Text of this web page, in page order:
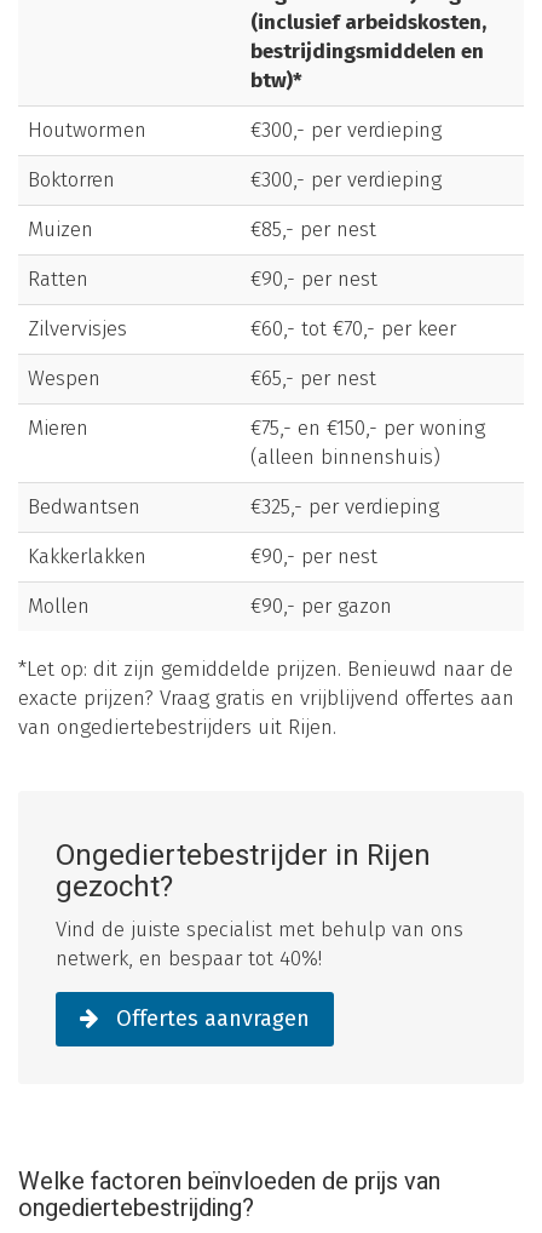
(inclusief arbeidskosten,
bestrijdingsmiddelen en
btw)*
Houtwormen
€300,- per verdieping
Boktorren
€300,- per verdieping
Muizen
€85,- per nest
Ratten
€90,- per nest
Zilvervisjes
€60,- tot €70,- per keer
Wespen
€65,- per nest
Mieren
€75,- en €150,- per woning
(alleen binnenshuis)
Bedwantsen
€325,- per verdieping
Kakkerlakken
€90,- per nest
Mollen
€90,- per gazon
*Let op: dit zijn gemiddelde prijzen. Benieuwd naar de
exacte prijzen? Vraag gratis en vrijblijvend offertes aan
van ongediertebestrijders uit Rijen.
Ongediertebestrijder in Rijen
gezocht?
Vind de juiste specialist met behulp van ons
netwerk, en bespaar tot 40%!
Offertes aanvragen
Welke factoren beïnvloeden de prijs van
ongediertebestrijding?